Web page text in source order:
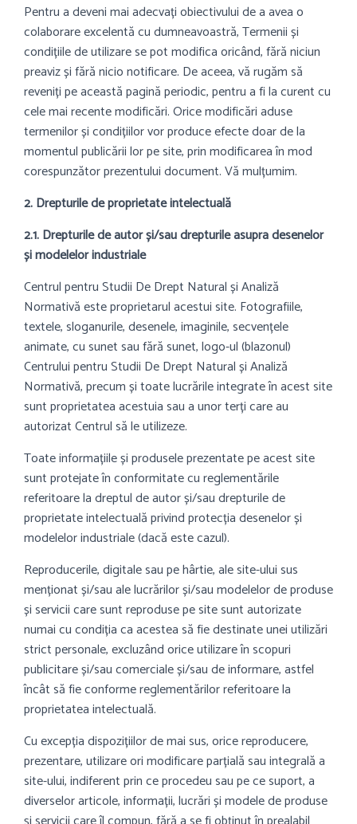
Pentru a deveni mai adecvați obiectivului de a avea o
colaborare excelentă cu dumneavoastră, Termenii și
condițiile de utilizare se pot modifica oricând, fără niciun
preaviz și fără nicio notificare. De aceea, vă rugăm să
reveniți pe această pagină periodic, pentru a fi la curent cu
cele mai recente modificări. Orice modificări aduse
termenilor și condițiilor vor produce efecte doar de la
momentul publicării lor pe site, prin modificarea în mod
corespunzător prezentului document. Vă mulțumim.
2. Drepturile de proprietate intelectuală
2.1. Drepturile de autor și/sau drepturile asupra desenelor
și modelelor industriale
Centrul pentru Studii De Drept Natural și Analiză
Normativă este proprietarul acestui site. Fotografiile,
textele, sloganurile, desenele, imaginile, secvențele
animate, cu sunet sau fără sunet, logo-ul (blazonul)
Centrului pentru Studii De Drept Natural și Analiză
Normativă, precum și toate lucrările integrate în acest site
sunt proprietatea acestuia sau a unor terți care au
autorizat Centrul să le utilizeze.
Toate informațiile și produsele prezentate pe acest site
sunt protejate în conformitate cu reglementările
referitoare la dreptul de autor și/sau drepturile de
proprietate intelectuală privind protecția desenelor și
modelelor industriale (dacă este cazul).
Reproducerile, digitale sau pe hârtie, ale site-ului sus
menționat și/sau ale lucrărilor și/sau modelelor de produse
și servicii care sunt reproduse pe site sunt autorizate
numai cu condiția ca acestea să fie destinate unei utilizări
strict personale, excluzând orice utilizare în scopuri
publicitare și/sau comerciale și/sau de informare, astfel
încât să fie conforme reglementărilor referitoare la
proprietatea intelectuală.
Cu excepția dispozițiilor de mai sus, orice reproducere,
prezentare, utilizare ori modificare parțială sau integrală a
site-ului, indiferent prin ce procedeu sau pe ce suport, a
diverselor articole, informații, lucrări și modele de produse